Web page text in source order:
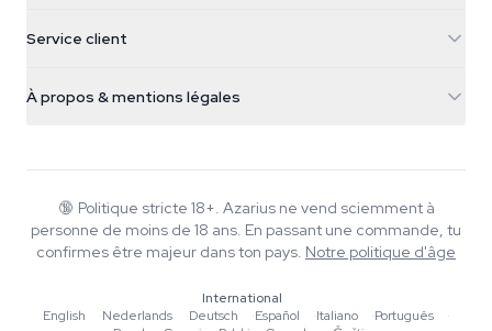
Nederland
+31(0)204897914
Smokeshop
Service client
Politique de retour
Politique de confidentialité
À propos & mentions légales
Wiki
Musique
Normes éditoriales
🔞 Politique stricte 18+. Azarius ne vend sciemment à
personne de moins de 18 ans. En passant une commande, tu
confirmes être majeur dans ton pays. Notre politique d'âge
International
English
·Nederlands ·Deutsch ·Español ·Italiano ·Português
·